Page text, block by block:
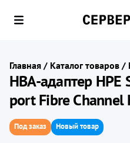
Главная / Каталог товаров /
HBA-адаптер
port Fibre Channel
Под заказ Новый товар